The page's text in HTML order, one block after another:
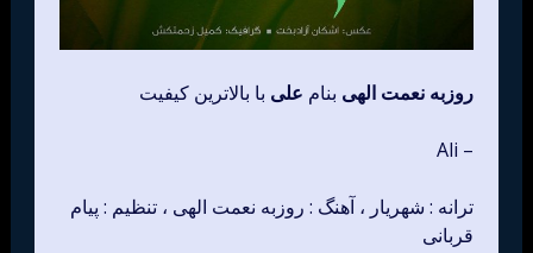
روزبه نعمت الهی بنام علی با بالاترین کیفیت
– Ali
ترانه : شهریار ، آهنگ : روزبه نعمت الهی ، تنظیم : پیام
قربانی